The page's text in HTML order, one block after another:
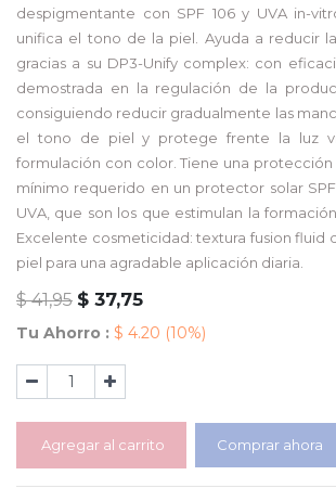
despigmentante con SPF 106 y UVA in-
unifica el tono de la piel. Ayuda a reducir
gracias a su DP3-Unify complex: con
demostrada en la regulación de la
consiguiendo reducir gradualmente las
el tono de piel y protege frente la luz
formulación con color. Tiene una protección
mínimo requerido en un protector solar
UVA, que son los que estimulan la
Excelente cosmeticidad: textura fusion fluid
piel para una agradable aplicación diaria.
$41,95 $ 37,75
Tu Ahorro : $ 4.20 (10%)
Agregar al carrito Comprar ahora